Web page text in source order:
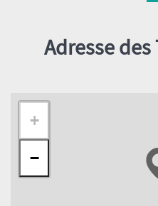
Adresse
+
−